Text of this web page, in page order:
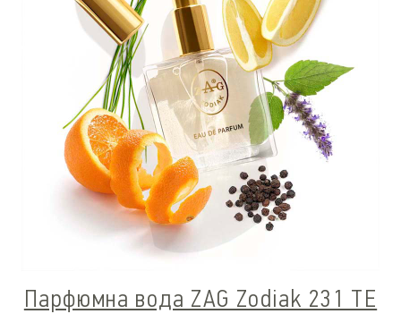
Парфюмна вода ZAG Zodiak 231 TE